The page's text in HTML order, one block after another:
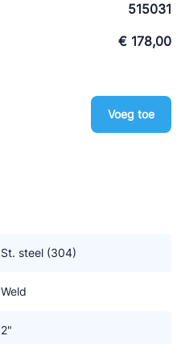
515031
€ 178,00
Voeg toe
St. steel (304)
Weld
2"